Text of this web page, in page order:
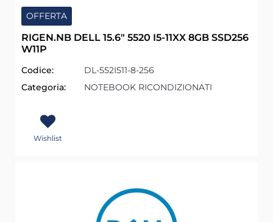
OFFERTA
RIGEN.NB DELL 15.6" 5520 I5-11XX 8GB SSD256
W11P
Codice:
DL-552I511-8-256
Categoria:
NOTEBOOK RICONDIZIONATI
Wishlist